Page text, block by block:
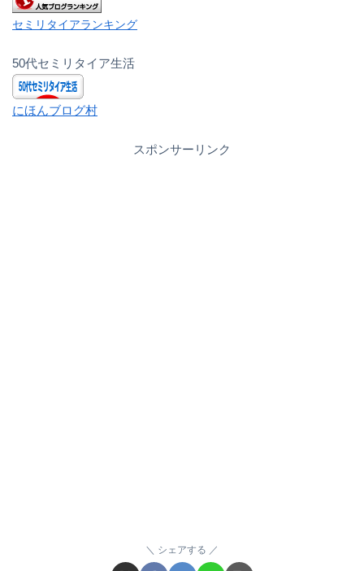
セミリタイアランキング
50代セミリタイア生活
にほんブログ村
スポンサーリンク
シェアする